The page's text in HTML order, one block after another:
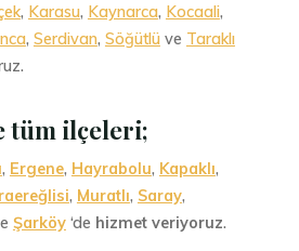
, Karasu, Kaynarca, Kocaali,
,Serdivan,Söğütlü ve Taraklı
tüm ilçeleri;
, Ergene, Hayrabolu, Kapaklı,
, Muratlı, Saray,
Şarköy ‘de hizmet veriyoruz.